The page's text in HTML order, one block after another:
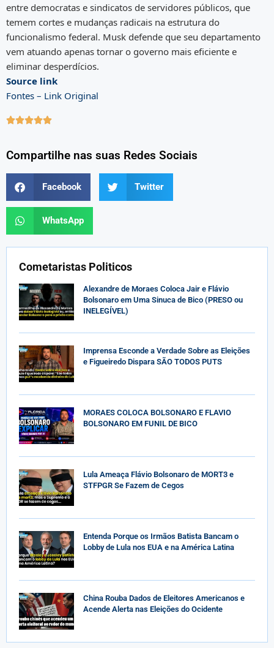
entre democratas e sindicatos de servidores públicos, que
temem cortes e mudanças radicais na estrutura do
funcionalismo federal. Musk defende que seu departamento
vem atuando apenas tornar o governo mais eficiente e
eliminar desperdícios.
Source link
Fontes – Link Original

Compartilhe nas suas Redes Sociais
Facebook Twitter
WhatsApp
Cometaristas Politicos
Alexandre de Moraes Coloca Jair e Flávio
Bolsonaro em Uma Sinuca de Bico (PRESO ou
INELEGÍVEL)
Imprensa Esconde a Verdade Sobre as Eleições
e Figueiredo Dispara SÃO TODOS PUTS
MORAES COLOCA BOLSONARO E FLAVIO
BOLSONARO EM FUNIL DE BICO
Lula Ameaça Flávio Bolsonaro de MORT3 e
STFPGR Se Fazem de Cegos
Entenda Porque os Irmãos Batista Bancam o
Lobby de Lula nos EUA e na América Latina
China Rouba Dados de Eleitores Americanos e
Acende Alerta nas Eleições do Ocidente